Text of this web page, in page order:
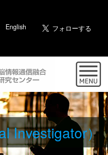
English
Investigator）